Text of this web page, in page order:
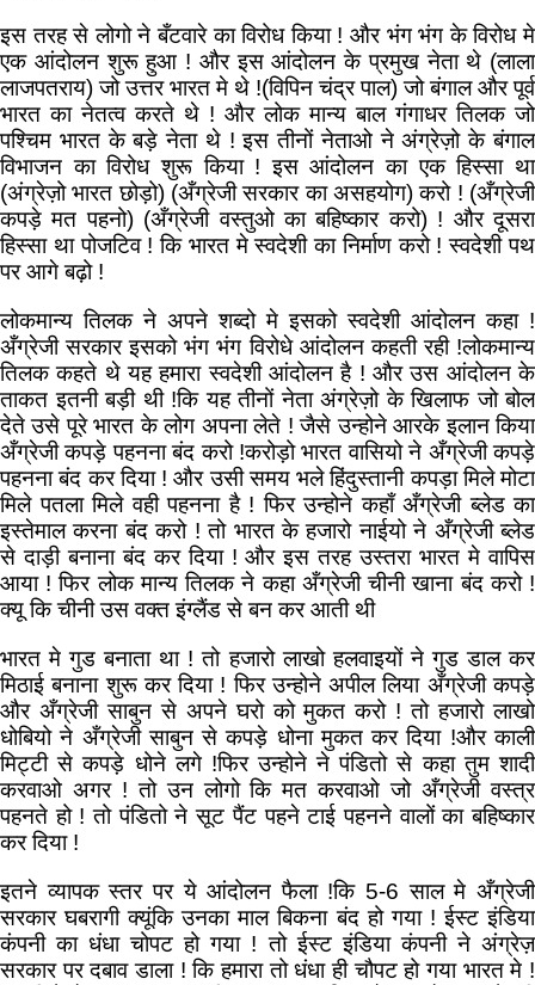
इस तरह से लोगो ने बँटवारे का विरोध किया ! और भंग भंग के विरोध मे
एक आंदोलन शुरू हुआ ! और इस आंदोलन के प्रमुख नेता थे (लाला
लाजपतराय) जो उत्तर भारत मे थे !(विपिन चंद्र पाल) जो बंगाल और पूर्व
भारत का नेतत्व करते थे ! और लोक मान्य बाल गंगाधर तिलक जो
पश्चिम भारत के बड़े नेता थे ! इस तीनों नेताओ ने अंग्रेज़ो के बंगाल
विभाजन का विरोध शुरू किया ! इस आंदोलन का एक हिस्सा था
(अंग्रेज़ो भारत छोड़ो) (अँग्रेजी सरकार का असहयोग) करो ! (अँग्रेजी
कपड़े मत पहनो) (अँग्रेजी वस्तुओ का बहिष्कार करो) ! और दूसरा
हिस्सा था पोजटिव ! कि भारत मे स्वदेशी का निर्माण करो ! स्वदेशी पथ
पर आगे बढ़ो !
लोकमान्य तिलक ने अपने शब्दो मे इसको स्वदेशी आंदोलन कहा !
अँग्रेजी सरकार इसको भंग भंग विरोधे आंदोलन कहती रही !लोकमान्य
तिलक कहते थे यह हमारा स्वदेशी आंदोलन है ! और उस आंदोलन के
ताकत इतनी बड़ी थी !कि यह तीनों नेता अंग्रेज़ो के खिलाफ जो बोल
देते उसे पूरे भारत के लोग अपना लेते ! जैसे उन्होने आरके इलान किया
अँग्रेजी कपड़े पहनना बंद करो !करोड़ो भारत वासियो ने अँग्रेजी कपड़े
पहनना बंद कर दिया ! और उसी समय भले हिंदुस्तानी कपड़ा मिले मोटा
मिले पतला मिले वही पहनना है ! फिर उन्होने कहाँ अँग्रेजी ब्लेड का
इस्तेमाल करना बंद करो ! तो भारत के हजारो नाईयो ने अँग्रेजी ब्लेड
से दाड़ी बनाना बंद कर दिया ! और इस तरह उस्तरा भारत मे वापिस
आया ! फिर लोक मान्य तिलक ने कहा अँग्रेजी चीनी खाना बंद करो !
क्यू कि चीनी उस वक्त इंग्लैंड से बन कर आती थी
भारत मे गुड बनाता था ! तो हजारो लाखो हलवाइयों ने गुड डाल कर
मिठाई बनाना शुरू कर दिया ! फिर उन्होने अपील लिया अँग्रेजी कपड़े
और अँग्रेजी साबुन से अपने घरो को मुकत करो ! तो हजारो लाखो
धोबियो ने अँग्रेजी साबुन से कपड़े धोना मुकत कर दिया !और काली
मिट्टी से कपड़े धोने लगे !फिर उन्होने ने पंडितो से कहा तुम शादी
करवाओ अगर ! तो उन लोगो कि मत करवाओ जो अँग्रेजी वस्त्र
पहनते हो ! तो पंडितो ने सूट पैंट पहने टाई पहनने वालों का बहिष्कार
कर दिया !
इतने व्यापक स्तर पर ये आंदोलन फैला !कि 5-6 साल मे अँग्रेजी
सरकार घबरागी क्यूंकि उनका माल बिकना बंद हो गया ! ईस्ट इंडिया
कंपनी का धंधा चोपट हो गया ! तो ईस्ट इंडिया कंपनी ने अंग्रेज़
सरकार पर दबाव डाला ! कि हमारा तो धंधा ही चौपट हो गया भारत मे !